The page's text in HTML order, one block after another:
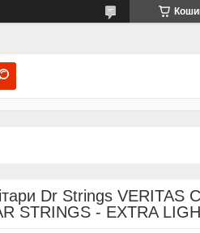
Dr Strings VERITAS
STRINGS - EXTRA